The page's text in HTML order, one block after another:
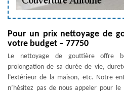
Pour un prix nettoyage de
votre budget – 77750
Le nettoyage de gouttière offre
prolongation de sa durée de vie,
l’extérieur de la maison, etc. Notre
n’hésitez pas de nous appeler pour